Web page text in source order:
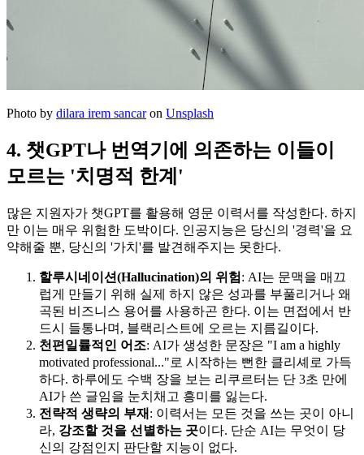
Photo by dilara irem sancaron Unsplash
4. 챗GPT나 번역기에 의존하는 이들이
모르는 '치명적 한계'
많은 지원자가 챗GPT를 활용해 영문 이력서를 작성한다. 하지
만 이는 매우 위험한 도박이다. 인공지능은 당신의 '경력'을 요
약해줄 뿐, 당신의 '가치'를 발견해주지는 못한다.
할루시네이션(Hallucination)의 위험 : AI는 문맥을 매끄
럽게 만들기 위해 실제 하지 않은 성과를 부풀리거나 왜
곡된 비즈니스 용어를 사용하곤 한다. 이는 면접에서 반
드시 들통나며, 블랙리스트에 오르는 지름길이다.
천편일률적인 어조: AI가 생성한 문장은 "I am a highly
motivated professional..."로 시작하는 뻔한 클리셰로 가득
하다. 하루에도 수백 장을 보는 리쿠르터는 단 3초 만에
AI가 쓴 글임을 눈치채고 흥미를 잃는다.
전략적 생략의 부재 : 이력서는 모든 것을 쓰는 곳이 아니
라, ​ 강조할 것을 선별하는 곳이다. 단순 AI는 무엇이 당
신의 강점인지 판단할 지능이 없다.